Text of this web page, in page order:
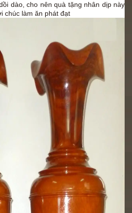
dào, cho nên quà tặng nhân dịp này
chúc làm ăn phát đạt